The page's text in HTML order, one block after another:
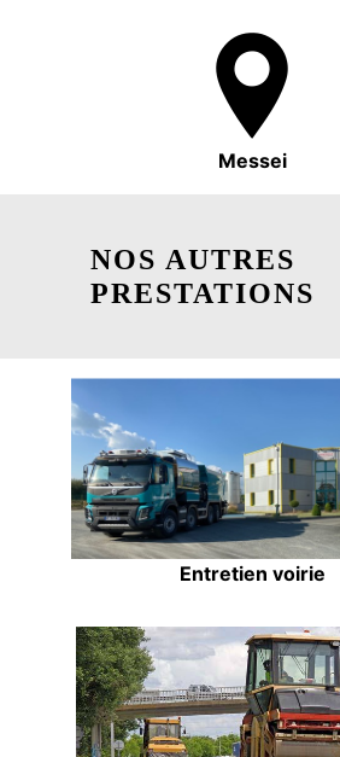
Messei
NOS AUTRES
PRESTATIONS
Entretien voirie